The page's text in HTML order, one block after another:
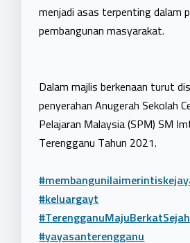
menjadi asas terpenting dalam
pembangunan masyarakat.
Dalam majlis berkenaan turut
penyerahan Anugerah Sekolah
Pelajaran Malaysia (SPM) SM
Terengganu Tahun 2021.
#keluargayt
#yayasanterengganu